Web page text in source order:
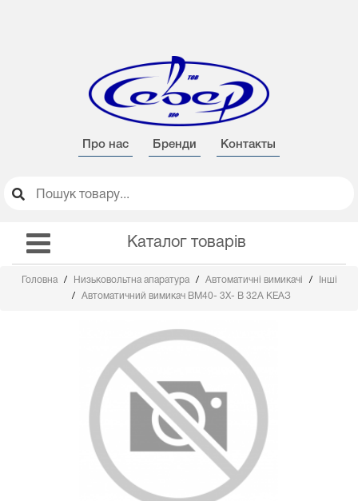
Про нас Бренди Контакты
Каталог товарів
Головна Низьковольтна апаратура Автоматичні вимикачі
Інші
Автоматичний вимикач ВМ40- 3Х- В 32А КЕАЗ